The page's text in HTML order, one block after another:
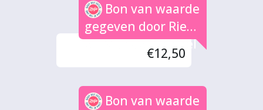
Bon van waarde
gegeven door Riet
en Michaël Mendel
€12,50
Bon van waarde